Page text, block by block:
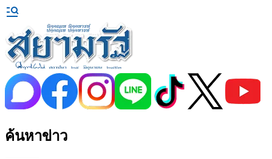
ค้นหาข่าว